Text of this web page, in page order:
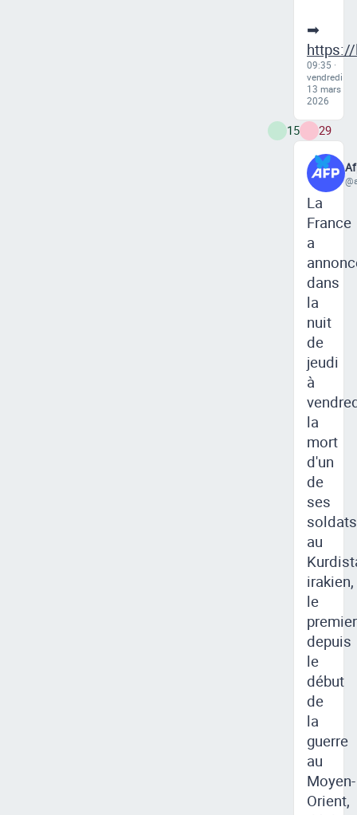
➡
09:35 ·
vendredi
13 mars
2026
15 29
La
France
a
dans
la
nuit
de
jeudi
à
la
mort
d'un
de
ses
soldats
au
irakien,
le
premier
depuis
le
début
de
la
guerre
au
Moyen-
Orient,